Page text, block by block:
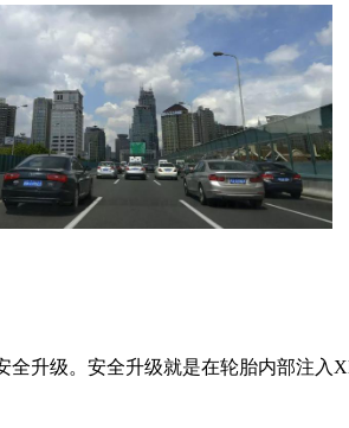
升级。安全升级就是在轮胎内部注入